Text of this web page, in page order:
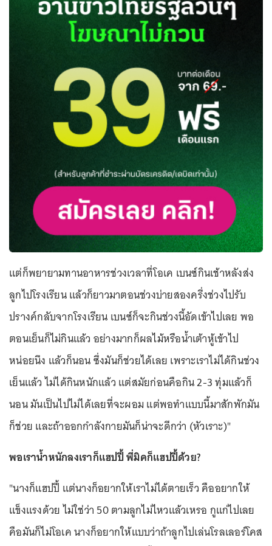
แต่ก็พยายามทานอาหารช่วงเวลาที่โอเค เบนซ์กินเช้าหลังส่ง
ลูกไปโรงเรียน แล้วก็ยาวมาตอนช่วงบ่ายสองครึ่งช่วงไปรับ
ปรางค์กลับจากโรงเรียน เบนซ์ก็จะกินช่วงนี้อัดเข้าไปเลย พอ
ตอนเย็นก็ไม่กินแล้ว อย่างมากก็ผลไม้หรือน้ำเต้าหู้เข้าไป
หน่อยนึง แล้วก็นอน ซึ่งมันก็ช่วยได้เลย เพราะเราไม่ได้กินช่วง
เย็นแล้ว ไม่ได้กินหนักแล้ว แต่สมัยก่อนคือกิน 2-3 ทุ่มแล้วก็
นอน มันเป็นไปไม่ได้เลยที่จะผอม แต่พอทำแบบนี้มาสักพักมัน
ก็ช่วย และถ้าออกกำลังกายมันก็น่าจะดีกว่า (หัวเราะ)"
พอเราน้ำหนักลงเราก็แฮปปี้ พี่มิคก็แฮปปี้ด้วย?
"นางก็แฮปปี้ แต่นางก็อยากให้เราไม่ได้ตายเร็ว คืออยากให้
แข็งแรงด้วย ไม่ใช่ว่า 50 ตามลูกไม่ไหวแล้วเหรอ กูแก่ไปเลย
คือมันก็ไม่โอเค นางก็อยากให้แบบว่าถ้าลูกไปเล่นโรลเลอร์โคส